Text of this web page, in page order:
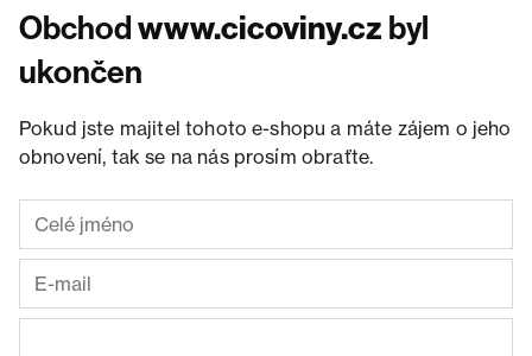
Obchodwww.cicoviny.cz byl
ukončen
Pokud jste majitel tohoto e-shopu a máte zájem o jeho
obnovení, tak se na nás prosím obraťte.